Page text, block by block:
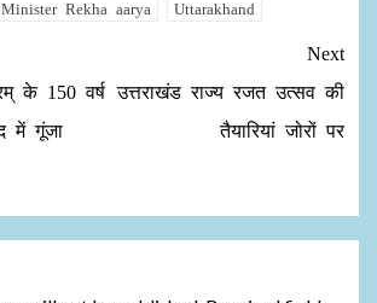
Minister Rekha aarya Uttarakhand
के 150 वर्ष
में गूंजा
Next
उत्तराखंड राज्य रजत उत्सव की
तैयारियां जोरों पर